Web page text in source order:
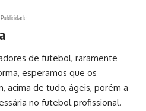
-
de futebol, raramente
esperamos que os
acima de tudo, ágeis, porém a
no futebol profissional.